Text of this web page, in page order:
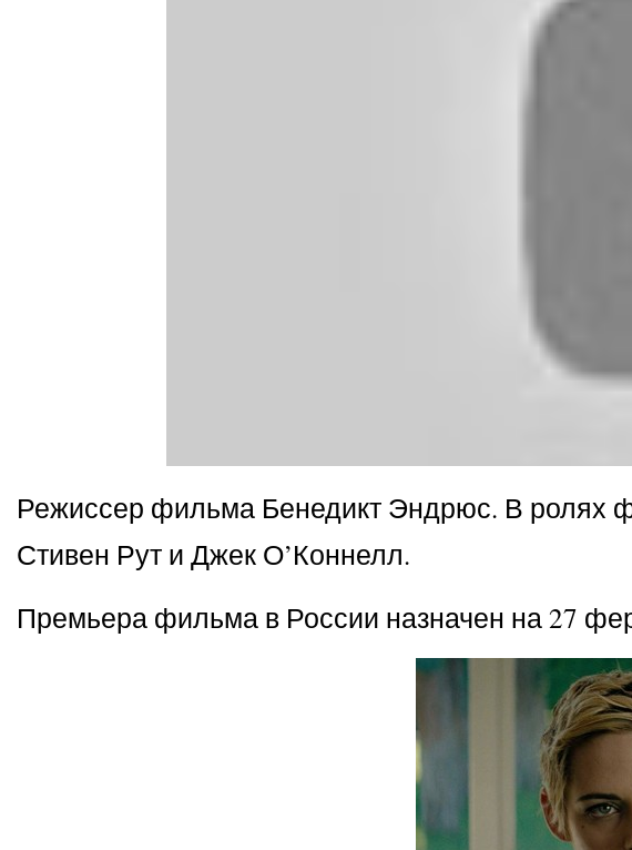
Режиссер фильма Бенедикт Эндрюс. В ролях
Стивен Рут и Джек О’Коннелл.
Премьера фильма в России назначен на 27